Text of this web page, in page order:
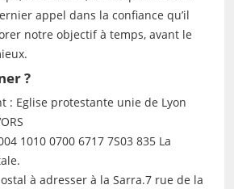
appel dans la confiance qu’il
notre objectif à temps, avant le
?
: Eglise protestante unie de Lyon
1010 0700 6717 7S03 835 La
à adresser à la Sarra.7 rue de la